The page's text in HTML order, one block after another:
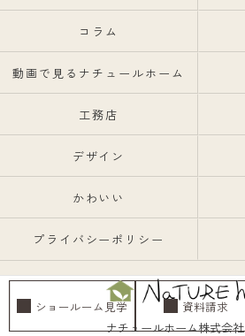
ショールーム見学 資料請求
コラム
動画で見るナチュールホーム
工務店
デザイン
かわいい
プライバシーポリシー
ナチュールホーム株式会社